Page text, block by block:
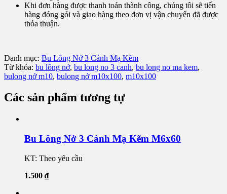
Khi đơn hàng được thanh toán thành công, chúng tôi sẽ tiến
hàng đóng gói và giao hàng theo đơn vị vận chuyển đã được
thỏa thuận.
Danh mục: Bu Lông Nở 3 Cánh Mạ Kẽm
Từ khóa: bu lông nở, bu long no 3 canh, bu long no ma kem,
bulong nở m10, bulong nở m10x100, m10x100
Các sản phẩm tương tự
Bu Lông Nở 3 Cánh Mạ Kẽm M6x60
KT: Theo yêu cầu
1.500 ₫